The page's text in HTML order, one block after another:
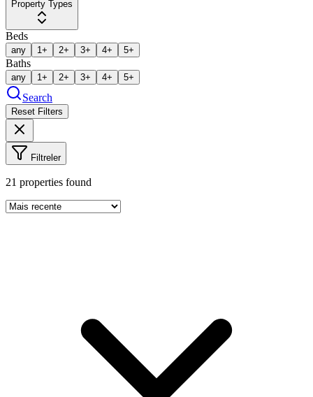
Property Types
Beds
any 1+ 2+ 3+ 4+ 5+
Baths
any 1+ 2+ 3+ 4+ 5+
Search
Reset Filters
Filtreler
21 properties found